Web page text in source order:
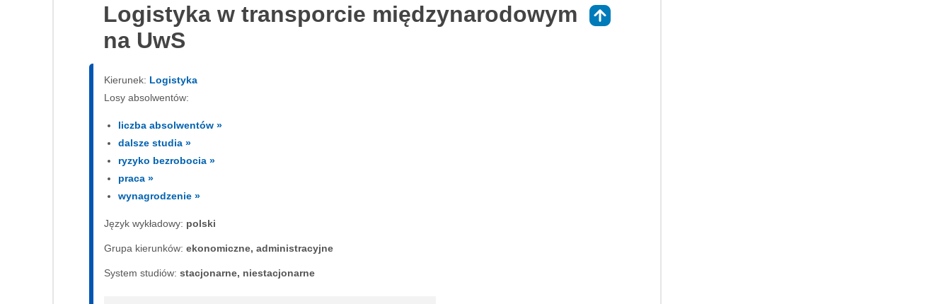
Logistyka w transporcie międzynarodowym
na UwS
Kierunek: Logistyka
Losy absolwentów:
liczba absolwentów »
dalsze studia »
ryzyko bezrobocia »
praca »
wynagrodzenie »
Język wykładowy: polski
Grupa kierunków: ekonomiczne, administracyjne
System studiów: sta­cjo­nar­ne, nie­sta­cjo­nar­ne